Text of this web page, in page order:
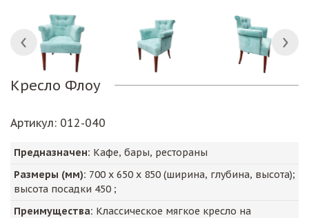
Кресло Флоу
Артикул: 012-040
Предназначен: Кафе, бары, рестораны
Размеры (мм): 700 х 650 х 850 (ширина, глубина, высота);
высота посадки 450 ;
Преимущества: Классическое мягкое кресло на